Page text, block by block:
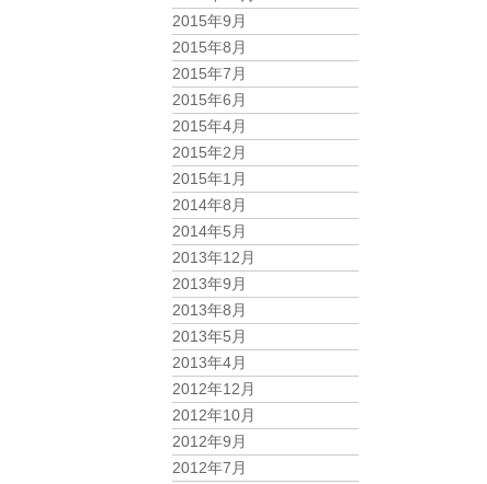
2015年9月
2015年8月
2015年7月
2015年6月
2015年4月
2015年2月
2015年1月
2014年8月
2014年5月
2013年12月
2013年9月
2013年8月
2013年5月
2013年4月
2012年12月
2012年10月
2012年9月
2012年7月